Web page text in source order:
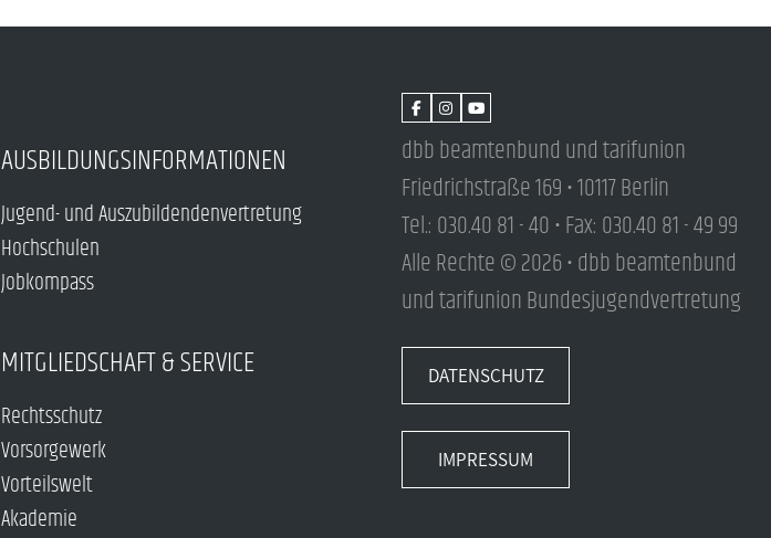
AUSBILDUNGSINFORMATIONEN
Jugend- und Auszubildendenvertretung
Hochschulen
Jobkompass
MITGLIEDSCHAFT & SERVICE
Rechtsschutz
Vorsorgewerk
Vorteilswelt
Akademie
dbb beamtenbund und tarifunion
Friedrichstraße 169 • 10117 Berlin
Tel.: 030.40 81 - 40 • Fax: 030.40 81 - 49 99
Alle Rechte © 2026 • dbb beamtenbund
und tarifunion Bundesjugendvertretung
DATENSCHUTZ
IMPRESSUM